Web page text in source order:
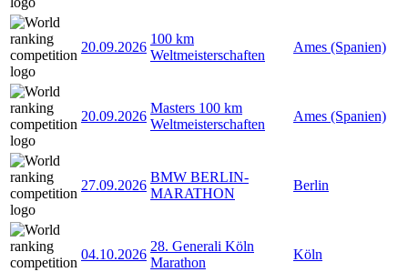
20.09.2026
100 km
Weltmeisterschaften
Ames (Spanien)
20.09.2026
Masters 100 km
Weltmeisterschaften
Ames (Spanien)
27.09.2026
BMW BERLIN-
MARATHON
Berlin
04.10.2026
28. Generali Köln
Marathon
Köln